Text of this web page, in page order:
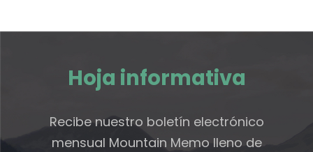
Hoja informativa
Recibe nuestro boletín electrónico
mensual Mountain Memo lleno de